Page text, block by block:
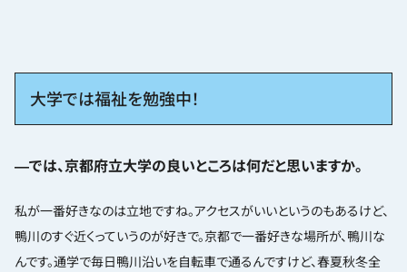
大学では福祉を勉強中！
―では、京都府立大学の良いところは何だと思いますか。
私が一番好きなのは立地ですね。アクセスがいいというのもあるけど、
鴨川のすぐ近くっていうのが好きで。京都で一番好きな場所が、鴨川な
んです。通学で毎日鴨川沿いを自転車で通るんですけど、春夏秋冬全